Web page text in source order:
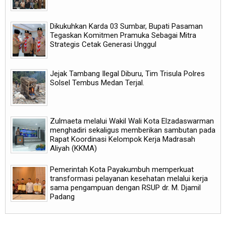
Dikukuhkan Karda 03 Sumbar, Bupati Pasaman
Tegaskan Komitmen Pramuka Sebagai Mitra
Strategis Cetak Generasi Unggul
Jejak Tambang Ilegal Diburu, Tim Trisula Polres
Solsel Tembus Medan Terjal.
Zulmaeta melalui Wakil Wali Kota Elzadaswarman
menghadiri sekaligus memberikan sambutan pada
Rapat Koordinasi Kelompok Kerja Madrasah
Aliyah (KKMA)
Pemerintah Kota Payakumbuh memperkuat
transformasi pelayanan kesehatan melalui kerja
sama pengampuan dengan RSUP dr. M. Djamil
Padang